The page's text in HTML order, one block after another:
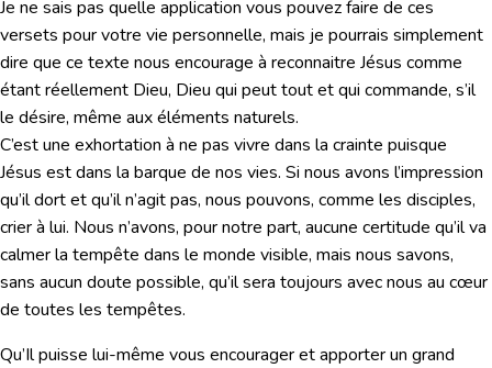
Je ne sais pas quelle application vous pouvez faire de ces
versets pour votre vie personnelle, mais je pourrais simplement
dire que ce texte nous encourage à reconnaitre Jésus comme
étant réellement Dieu, Dieu qui peut tout et qui commande, s’il
le désire, même aux éléments naturels.
C’est une exhortation à ne pas vivre dans la crainte puisque
Jésus est dans la barque de nos vies. Si nous avons l’impression
qu’il dort et qu’il n’agit pas, nous pouvons, comme les disciples,
crier à lui. Nous n’avons, pour notre part, aucune certitude qu’il va
calmer la tempête dans le monde visible, mais nous savons,
sans aucun doute possible, qu’il sera toujours avec nous au cœur
de toutes les tempêtes.
Qu’Il puisse lui-même vous encourager et apporter un grand